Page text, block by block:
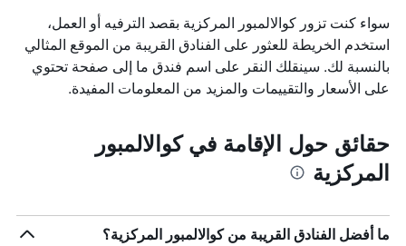
سواء كنت تزور كوالالمبور المركزية بقصد الترفيه أو العمل،
استخدم الخريطة للعثور على الفنادق القريبة من الموقع المثالي
بالنسبة لك. سينقلك النقر على اسم فندق ما إلى صفحة تحتوي
على الأسعار والتقييمات والمزيد من المعلومات المفيدة.
حقائق حول الإقامة في كوالالمبور
المركزية
ما أفضل الفنادق القريبة من كوالالمبور المركزية؟